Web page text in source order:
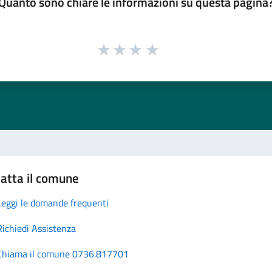
il comune
le domande frequenti
Assistenza
il comune 0736.817701